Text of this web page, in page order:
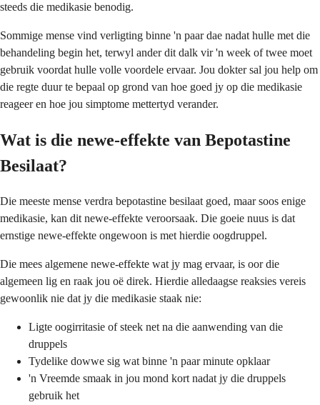
steeds die medikasie benodig.
Sommige mense vind verligting binne 'n paar dae nadat hulle met die
behandeling begin het, terwyl ander dit dalk vir 'n week of twee moet
gebruik voordat hulle volle voordele ervaar. Jou dokter sal jou help om
die regte duur te bepaal op grond van hoe goed jy op die medikasie
reageer en hoe jou simptome mettertyd verander.
Wat is die newe-effekte van Bepotastine
Besilaat?
Die meeste mense verdra bepotastine besilaat goed, maar soos enige
medikasie, kan dit newe-effekte veroorsaak. Die goeie nuus is dat
ernstige newe-effekte ongewoon is met hierdie oogdruppel.
Die mees algemene newe-effekte wat jy mag ervaar, is oor die
algemeen lig en raak jou oë direk. Hierdie alledaagse reaksies vereis
gewoonlik nie dat jy die medikasie staak nie:
Ligte oogirritasie of steek net na die aanwending van die
druppels
Tydelike dowwe sig wat binne 'n paar minute opklaar
'n Vreemde smaak in jou mond kort nadat jy die druppels
gebruik het